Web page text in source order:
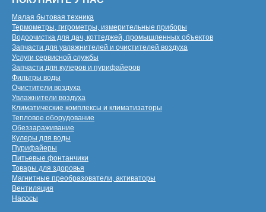
Малая бытовая техника
Термометры, гигрометры, измерительные приборы
Водоочистка для дач, коттеджей, промышленных объектов
Запчасти для увлажнителей и очистителей воздуха
Услуги сервисной службы
Запчасти для кулеров и пурифайеров
Фильтры воды
Очистители воздуха
Увлажнители воздуха
Климатические комплексы и климатизаторы
Тепловое оборудование
Обеззараживание
Кулеры для воды
Пурифайеры
Питьевые фонтанчики
Товары для здоровья
Магнитные преобразователи, активаторы
Вентиляция
Насосы